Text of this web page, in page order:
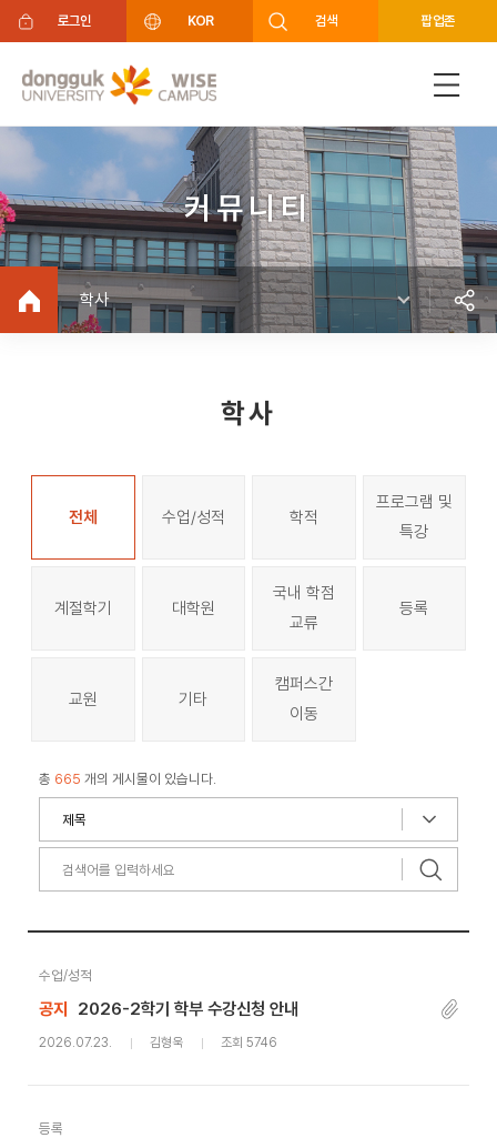
주메뉴 바로가기
푸터 바로가기
로그인 KOR 검색 팝업존
커뮤니티
학사
학사
전체 수업/성적 학적
프로그램 및
특강
계절학기 대학원
국내 학점
교류
등록
교원 기타
캠퍼스간
이동
총 665 개의 게시물이 있습니다.
수업/성적
공지 2026-2학기 학부 수강신청 안내
2026.07.23. 김형욱 조회 5746
등록